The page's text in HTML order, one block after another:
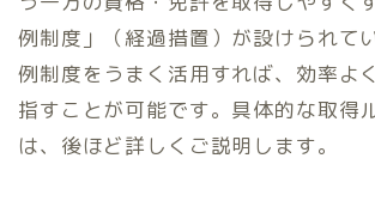
例制度」（経過措置）が設けられて
例制度をうまく活用すれば、効率よ
指すことが可能です。具体的な取得
は、後ほど詳しくご説明します。